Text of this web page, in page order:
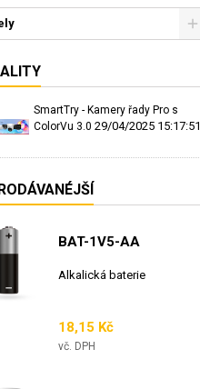
SmartTry - Kamery řady Pro s
ColorVu 3.0 29/04/2025 15:17:51
BAT-1V5-AA
Alkalická baterie
Cena
18,15 Kč
vč. DPH